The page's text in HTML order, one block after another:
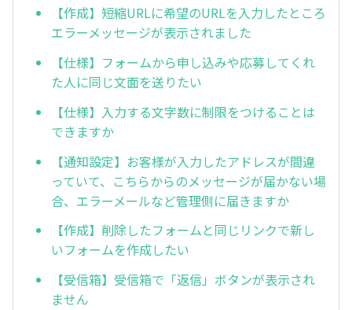
【作成】短縮URLに希望のURLを入力したところ
エラーメッセージが表示されました
【仕様】フォームから申し込みや応募してくれ
た人に同じ文面を送りたい
【仕様】入力する文字数に制限をつけることは
できますか
【通知設定】お客様が入力したアドレスが間違
っていて、こちらからのメッセージが届かない場
合、エラーメールなど管理側に届きますか
【作成】削除したフォームと同じリンクで新し
いフォームを作成したい
【受信箱】受信箱で「返信」ボタンが表示され
ません